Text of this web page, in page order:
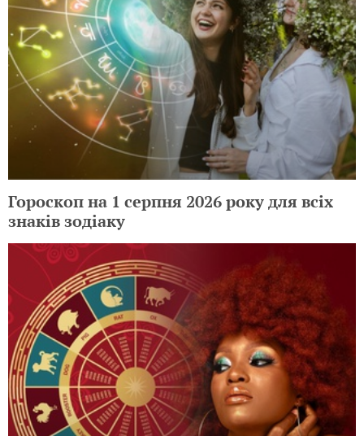
Гороскоп на 1 серпня 2026 року для всіх
знаків зодіаку